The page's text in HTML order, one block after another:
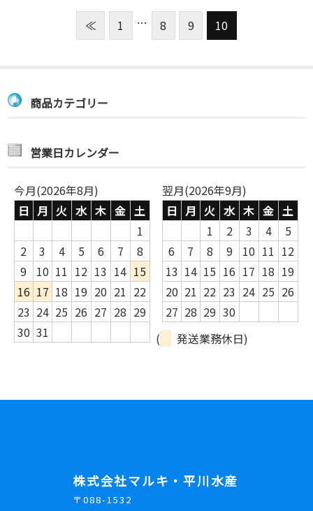
≪ 1 … 8 9 10
商品カテゴリー
営業日カレンダー
今月(2026年8月)
日 月 火 水 木 金 土
1
2
3 4 5 6 7
8
9
10 11 12 13 14 15
16 17 18 19 20 21 22
23 24 25 26 27 28 29
30 31
翌月(2026年9月)
日 月 火 水 木 金 土
1
2 3 4
5
6
7 8 9 10 11 12
13 14 15 16 17 18 19
20 21 22 23 24 25 26
27 28 29 30
(
発送業務休日)
株式会社マルキ・平川水産
〒088-1532